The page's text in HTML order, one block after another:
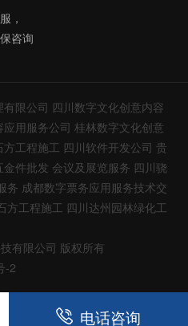
，
咨询
限公司 四川数字文化创意内容
用服务公司 桂林数字文化创意
方工程施工 四川软件开发公司 贵
件批发 会议及展览服务 四川骁
务 成都数字票务应用服务技术交
方工程施工 四川达州园林绿化工
有限公司 版权所有
-2
电话咨询